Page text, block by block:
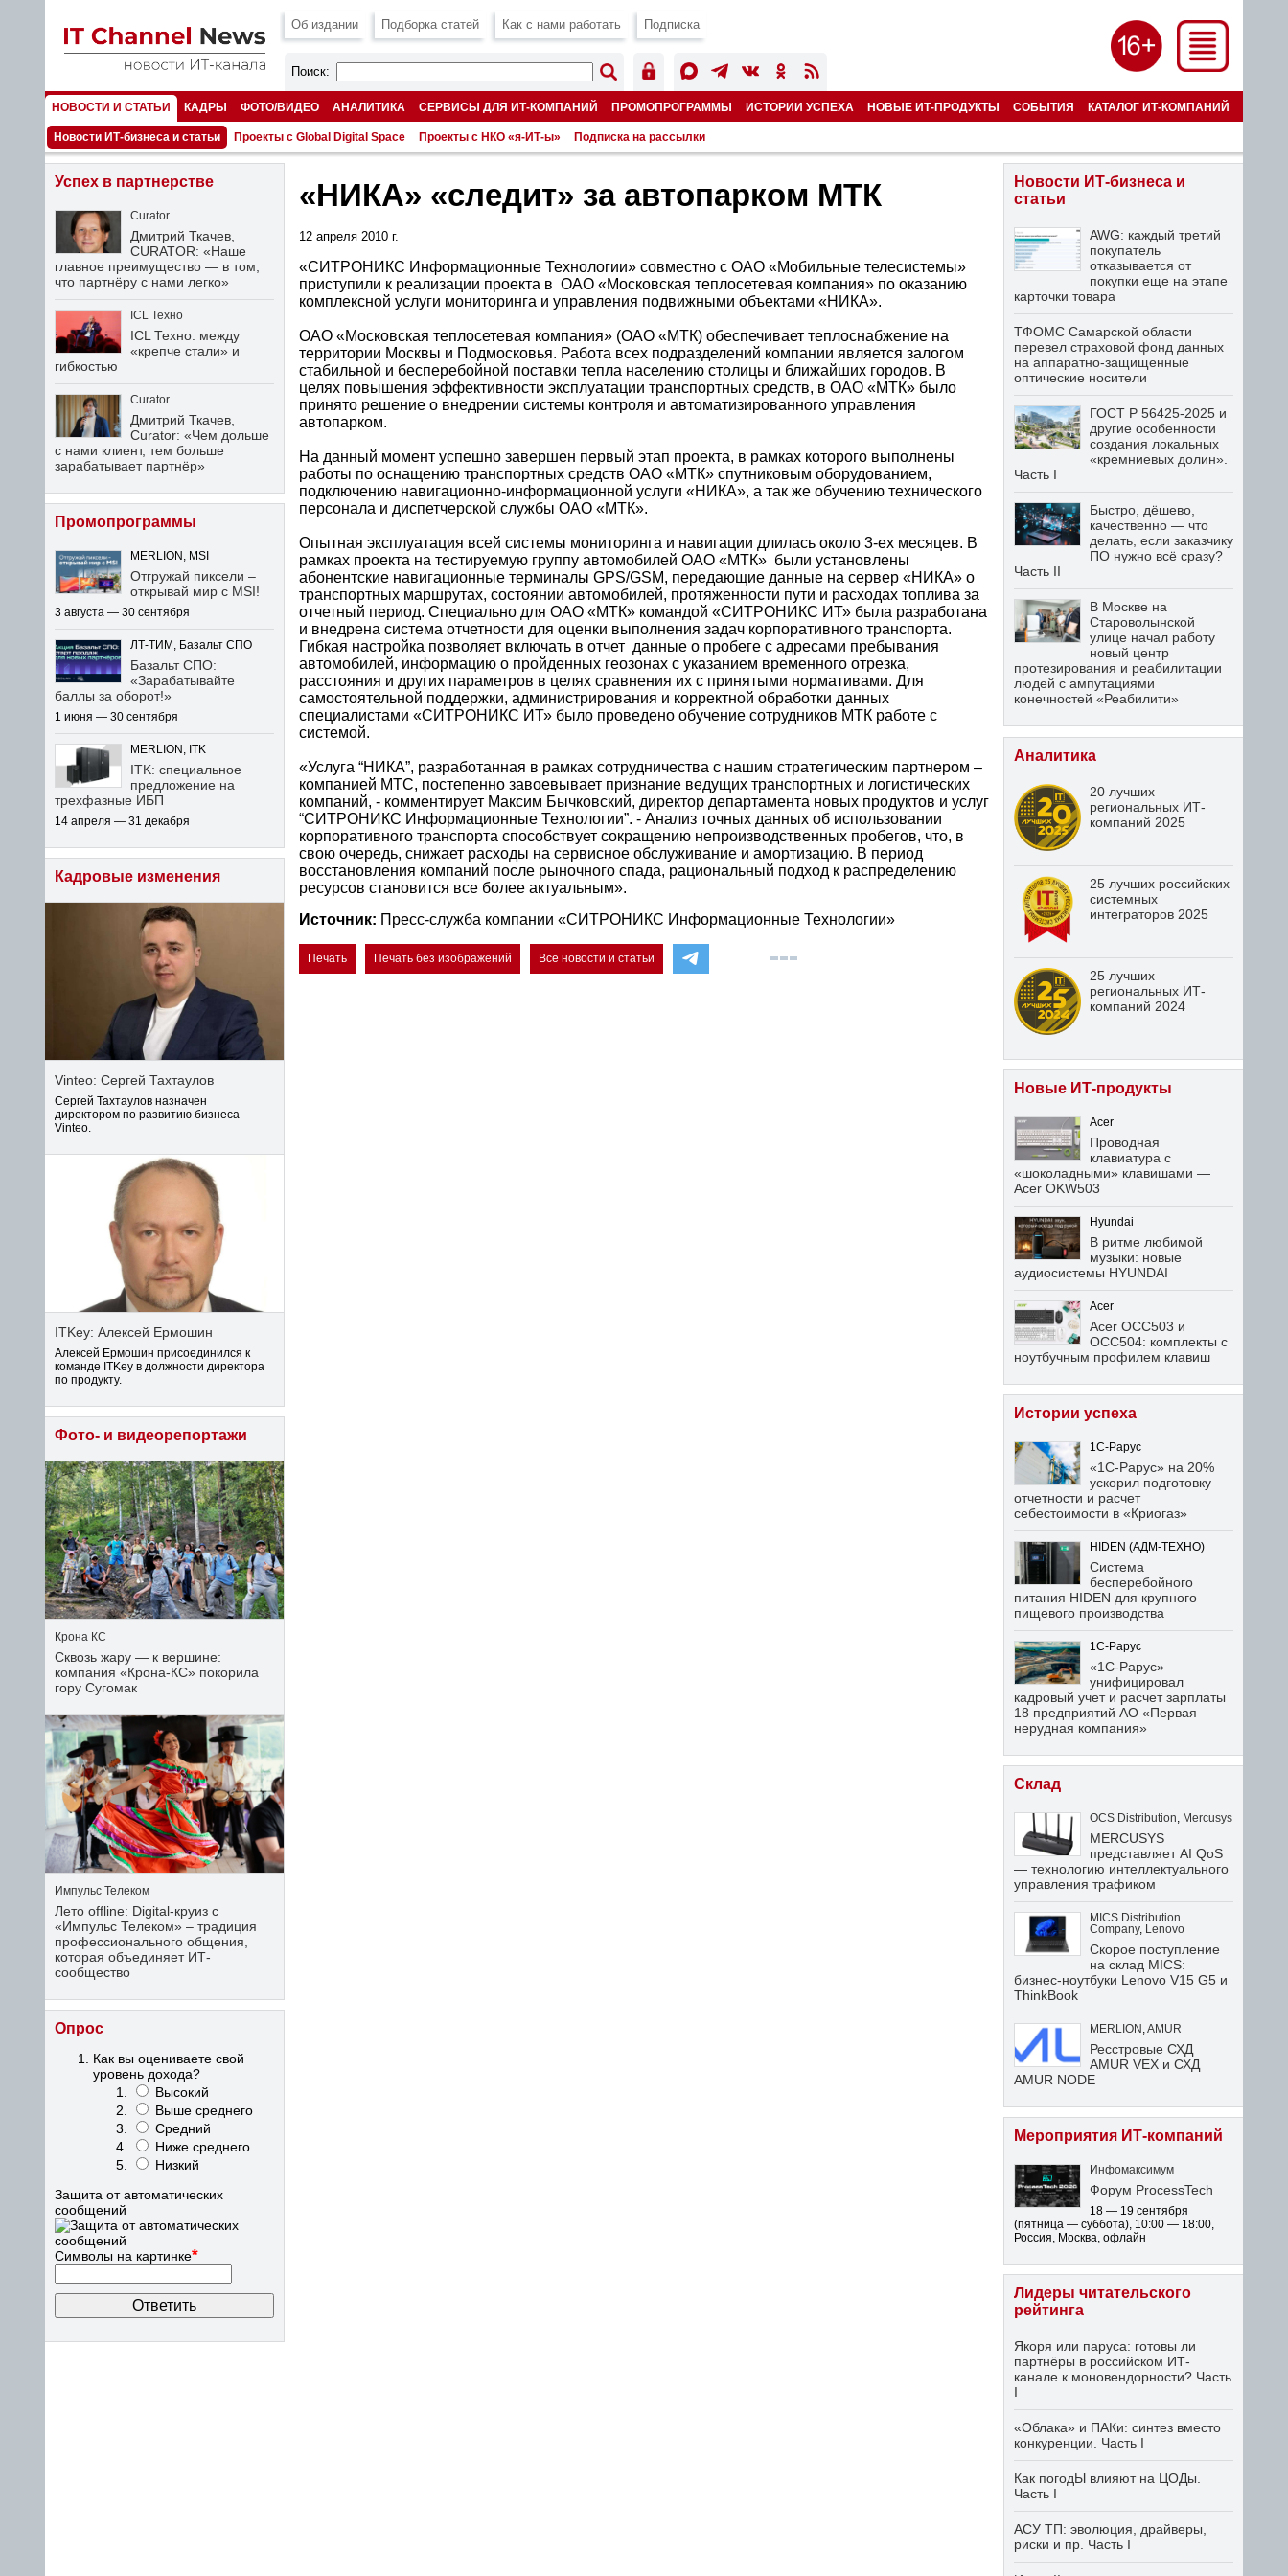
Об издании Подборка статей Как с нами работать Подписка
Поиск:
НОВОСТИ И СТАТЬИ КАДРЫ ФОТО/ВИДЕО АНАЛИТИКА СЕРВИСЫ ДЛЯ ИТ-КОМПАНИЙ ПРОМОПРОГРАММЫ ИСТОРИИ УСПЕХА НОВЫЕ ИТ-ПРОДУКТЫ СОБЫТИЯ КАТАЛОГ ИТ-КОМПАНИЙ
НОМЕРА
Новости ИТ-бизнеса и статьи Проекты с Global Digital Space Проекты с НКО «я-ИТ-ы» Подписка на рассылки
«НИКА» «следит» за автопарком МТК
12 апреля 2010 г.
«СИТРОНИКС Информационные Технологии» совместно с ОАО «Мобильные телесистемы»
приступили к реализации проекта в ОАО «Московская теплосетевая компания» по оказанию
комплексной услуги мониторинга и управления подвижными объектами «НИКА».
ОАО «Московская теплосетевая компания» (ОАО «МТК) обеспечивает теплоснабжение на
территории Москвы и Подмосковья. Работа всех подразделений компании является залогом
стабильной и бесперебойной поставки тепла населению столицы и ближайших городов. В
целях повышения эффективности эксплуатации транспортных средств, в ОАО «МТК» было
принято решение о внедрении системы контроля и автоматизированного управления
автопарком.
На данный момент успешно завершен первый этап проекта, в рамках которого выполнены
работы по оснащению транспортных средств ОАО «МТК» спутниковым оборудованием,
подключению навигационно-информационной услуги «НИКА», а так же обучению технического
персонала и диспетчерской службы ОАО «МТК».
Опытная эксплуатация всей системы мониторинга и навигации длилась около 3-ех месяцев. В
рамках проекта на тестируемую группу автомобилей ОАО «МТК» были установлены
абонентские навигационные терминалы GPS/GSM, передающие данные на сервер «НИКА» о
транспортных маршрутах, состоянии автомобилей, протяженности пути и расходах топлива за
отчетный период. Специально для ОАО «МТК» командой «СИТРОНИКС ИТ» была разработана
и внедрена система отчетности для оценки выполнения задач корпоративного транспорта.
Гибкая настройка позволяет включать в отчет данные о пробеге с адресами пребывания
автомобилей, информацию о пройденных геозонах с указанием временного отрезка,
расстояния и других параметров в целях сравнения их с принятыми нормативами. Для
самостоятельной поддержки, администрирования и корректной обработки данных
специалистами «СИТРОНИКС ИТ» было проведено обучение сотрудников МТК работе с
системой.
«Услуга “НИКА”, разработанная в рамках сотрудничества с нашим стратегическим партнером –
компанией МТС, постепенно завоевывает признание ведущих транспортных и логистических
компаний, - комментирует Максим Бычковский, директор департамента новых продуктов и услуг
“СИТРОНИКС Информационные Технологии”. - Анализ точных данных об использовании
корпоративного транспорта способствует сокращению непроизводственных пробегов, что, в
свою очередь, снижает расходы на сервисное обслуживание и амортизацию. В период
восстановления компаний после рыночного спада, рациональный подход к распределению
ресурсов становится все более актуальным».
Источник: Пресс-служба компании «СИТРОНИКС Информационные Технологии»
Печать Печать без изображений Все новости и статьи
Успех в партнерстве
Curator
Дмитрий Ткачев,
CURATOR: «Наше
главное преимущество — в том,
что партнёру с нами легко»
ICL Техно
ICL Техно: между
«крепче стали» и
гибкостью
Curator
Дмитрий Ткачев,
Curator: «Чем дольше
с нами клиент, тем больше
зарабатывает партнёр»
Промопрограммы
MERLION, MSI
Отгружай пиксели –
открывай мир с MSI!
3 августа — 30 сентября
ЛТ-ТИМ, Базальт СПО
Базальт СПО:
«Зарабатывайте
баллы за оборот!»
1 июня — 30 сентября
MERLION, ITK
ITK: специальное
предложение на
трехфазные ИБП
14 апреля — 31 декабря
Кадровые изменения
Vinteo: Сергей Тахтаулов
Сергей Тахтаулов назначен
директором по развитию бизнеса
Vinteo.
ITKey: Алексей Ермошин
Алексей Ермошин присоединился к
команде ITKey в должности директора
по продукту.
Фото- и видеорепортажи
Крона КС
Сквозь жару — к вершине:
компания «Крона‑КС» покорила
гору Сугомак
Импульс Телеком
Лето offline: Digital-круиз с
«Импульс Телеком» – традиция
профессионального общения,
которая объединяет ИТ-
сообщество
Опрос
Как вы оцениваете свой
уровень дохода?
Высокий
Выше среднего
Средний
Ниже среднего
Низкий
Защита от автоматических
сообщений
Символы на картинке*
Новости ИТ-бизнеса и
статьи
AWG: каждый третий
покупатель
отказывается от
покупки еще на этапе
карточки товара
ТФОМС Самарской области
перевел страховой фонд данных
на аппаратно-защищенные
оптические носители
ГОСТ Р 56425-2025 и
другие особенности
создания локальных
«кремниевых долин».
Часть I
Быстро, дёшево,
качественно — что
делать, если заказчику
ПО нужно всё сразу?
Часть II
В Москве на
Староволынской
улице начал работу
новый центр
протезирования и реабилитации
людей с ампутациями
конечностей «Реабилити»
Аналитика
20 лучших
региональных ИТ-
компаний 2025
25 лучших российских
системных
интеграторов 2025
25 лучших
региональных ИТ-
компаний 2024
Новые ИТ-продукты
Acer
Проводная
клавиатура с
«шоколадными» клавишами —
Acer OKW503
Hyundai
В ритме любимой
музыки: новые
аудиосистемы HYUNDAI
Acer
Acer OCC503 и
OCC504: комплекты с
ноутбучным профилем клавиш
Истории успеха
1С-Рарус
«1С-Рарус» на 20%
ускорил подготовку
отчетности и расчет
себестоимости в «Криогаз»
HIDEN (АДМ-ТЕХНО)
Система
бесперебойного
питания HIDEN для крупного
пищевого производства
1С-Рарус
«1С-Рарус»
унифицировал
кадровый учет и расчет зарплаты
18 предприятий АО «Первая
нерудная компания»
Склад
OCS Distribution Mercusys
MERCUSYS
представляет AI QoS
— технологию интеллектуального
управления трафиком
MICS Distribution
Company, Lenovo
Скорое поступление
на склад MICS:
бизнес-ноутбуки Lenovo V15 G5 и
ThinkBook
MERLION AMUR
Ресстровые СХД
AMUR VEX и СХД
AMUR NODE
Мероприятия ИТ-компаний
Инфомаксимум
Форум ProcessTech
18 — 19 сентября
(пятница — суббота), 10:00 — 18:00,
Россия, Москва, офлайн
Лидеры читательского
рейтинга
Якоря или паруса: готовы ли
партнёры в российском ИТ-
канале к моновендорности? Часть
I
«Облака» и ПАКи: синтез вместо
конкуренции. Часть I
Как погодЫ влияют на ЦОДы.
Часть I
АСУ ТП: эволюция, драйверы,
риски и пр. Часть I